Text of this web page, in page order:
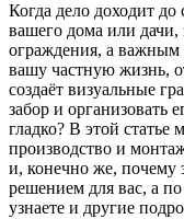
Когда дело доходит до
вашего дома или дачи,
ограждения, а важным
вашу частную жизнь,
создаёт визуальные
забор и организовать
гладко? В этой статье
производство и
и, конечно же,
решением для вас, а
узнаете и другие